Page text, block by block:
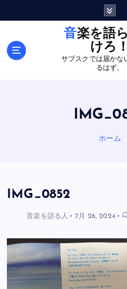
音楽を語らして
けろ！
サブスクでは届かな
るはず。
ホーム
IMG_0852
音楽を語る人 7月 26, 2024